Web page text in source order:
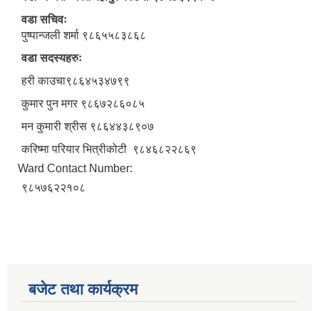
वडा सचिवः
पुष्पान्जली शर्मा ९८६५५८३८६८
वडा सदस्यहरुः
हरी काउचा९८६४५३४७९९
कुमार पुन मगर ९८६७२८६०८५
मन कुमारी श्रीस ९८६४४३८९०७
करिष्मा परियार भित्रीकोटी ९८४६८२२८६९
Ward Contact Number:
९८५७६२२१०८
बजेट तथा कार्यक्रम